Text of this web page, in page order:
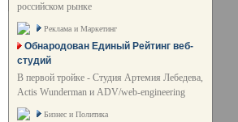
российском рынке
Реклама и Маркетинг
Обнародован Единый Рейтинг веб-
студий
В первой тройке - Студия Артемия Лебедева,
Actis Wunderman и ADV/web-engineering
Бизнес и Политика